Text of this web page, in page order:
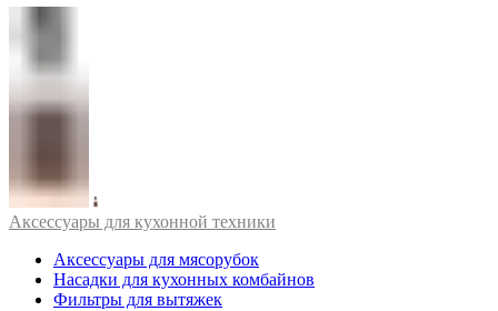
Аксессуары для кухонной техники
Аксессуары для мясорубок
Насадки для кухонных комбайнов
Фильтры для вытяжек